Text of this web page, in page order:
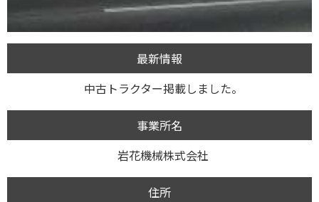
最新情報
中古トラクター掲載しました。
事業所名
岩花機械株式会社
住所